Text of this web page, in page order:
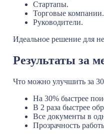
Стартапы.
Торговые компании.
Руководители.
Идеальное решение для
Результаты за
Что можно улучшить за
На 30% быстрее
В 2 раза быстрее
Все документы в
Прозрачность